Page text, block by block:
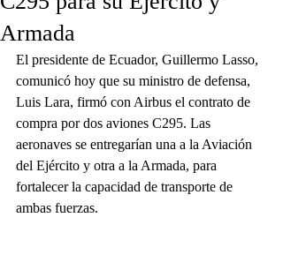
Armada
El presidente de Ecuador, Guillermo Lasso,
comunicó hoy que su ministro de defensa,
Luis Lara, firmó con Airbus el contrato de
compra por dos aviones C295. Las
aeronaves se entregarían una a la Aviación
del Ejército y otra a la Armada, para
fortalecer la capacidad de transporte de
ambas fuerzas.